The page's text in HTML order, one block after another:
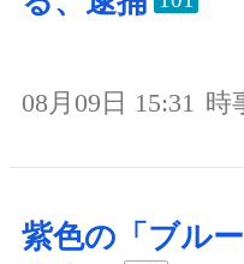
08月09日 15:31 時
紫色の「ブル